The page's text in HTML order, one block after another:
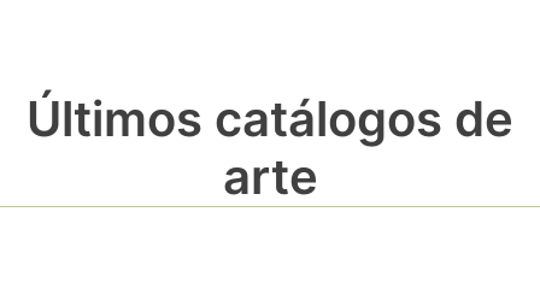
Últimos catálogos de
arte